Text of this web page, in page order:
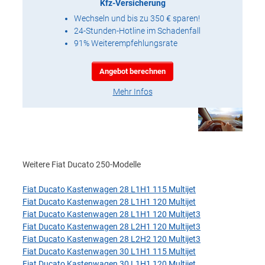
Kfz-Versicherung
Wechseln und bis zu 350 € sparen!
24-Stunden-Hotline im Schadenfall
91% Weiterempfehlungsrate
Angebot berechnen
Mehr Infos
Weitere Fiat Ducato 250-Modelle
Fiat Ducato Kastenwagen 28 L1H1 115 Multijet
Fiat Ducato Kastenwagen 28 L1H1 120 Multijet
Fiat Ducato Kastenwagen 28 L1H1 120 Multijet3
Fiat Ducato Kastenwagen 28 L2H1 120 Multijet3
Fiat Ducato Kastenwagen 28 L2H2 120 Multijet3
Fiat Ducato Kastenwagen 30 L1H1 115 Multijet